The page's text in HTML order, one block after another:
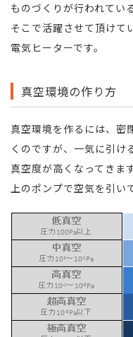
ものづくりが行われてい
そこで活躍させて頂けて
電気ヒーターです。
真空環境の作り方
真空環境を作るには、密
くのですが、一気に引け
真空度が高くなってきま
上のポンプで空気を引い